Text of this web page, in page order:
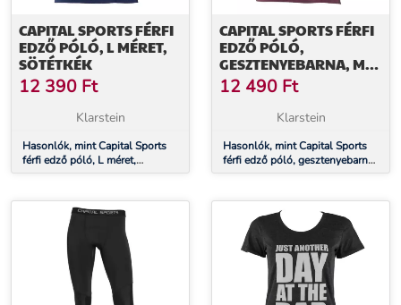
CAPITAL SPORTS FÉRFI
EDZŐ PÓLÓ, L MÉRET,
SÖTÉTKÉK
12 390 Ft
Klarstein
Hasonlók, mint Capital Sports
férfi edző póló, L méret,
sötétkék
CAPITAL SPORTS FÉRFI
EDZŐ PÓLÓ,
GESZTENYEBARNA, M
MÉRET
12 490 Ft
Klarstein
Hasonlók, mint Capital Sports
férfi edző póló, gesztenyebarna,
M méret